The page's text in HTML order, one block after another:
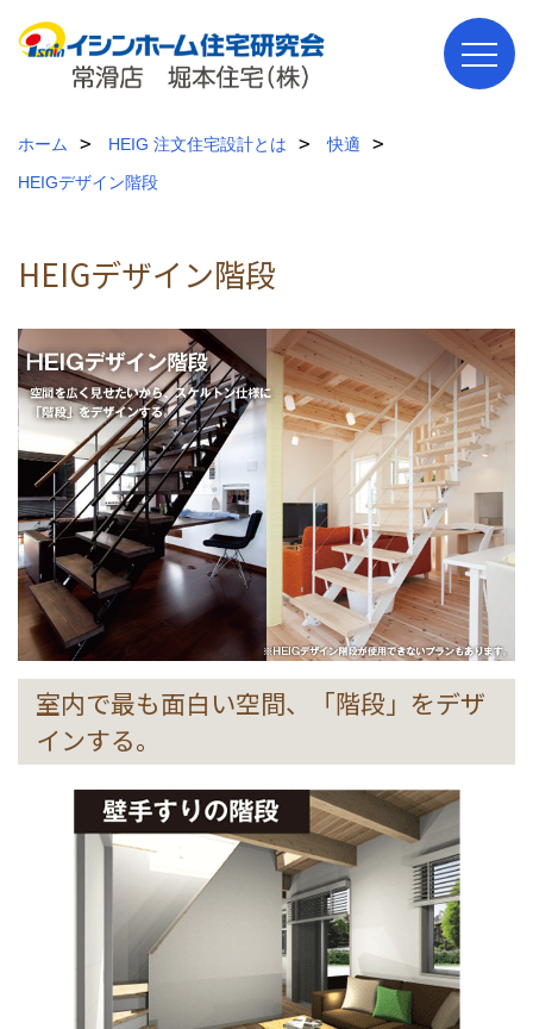
ホーム HEIG 注文住宅設計とは
快適
HEIGデザイン階段
HEIGデザイン階段
室内で最も面白い空間、「階段」をデザ
インする。